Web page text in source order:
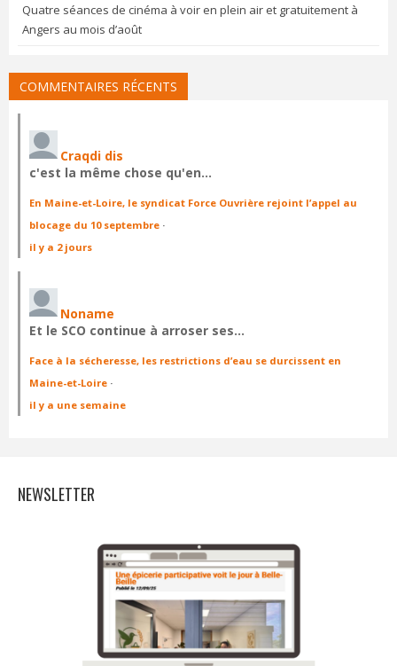
Quatre séances de cinéma à voir en plein air et gratuitement à
Angers au mois d’août
COMMENTAIRES RÉCENTS
Craqdi dis
c'est la même chose qu'en…
En Maine-et-Loire, le syndicat Force Ouvrière rejoint l’appel au
blocage du 10 septembre ·
il y a 2 jours
Noname
Et le SCO continue à arroser ses…
Face à la sécheresse, les restrictions d’eau se durcissent en
Maine-et-Loire ·
il y a une semaine
NEWSLETTER